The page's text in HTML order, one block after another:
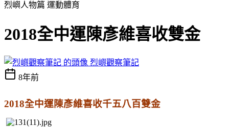
烈嶼人物篇 運動體育
2018全中運陳彥維喜收雙金
烈嶼觀察筆記
8年前
2018全中運陳彥維喜收千五八百雙金